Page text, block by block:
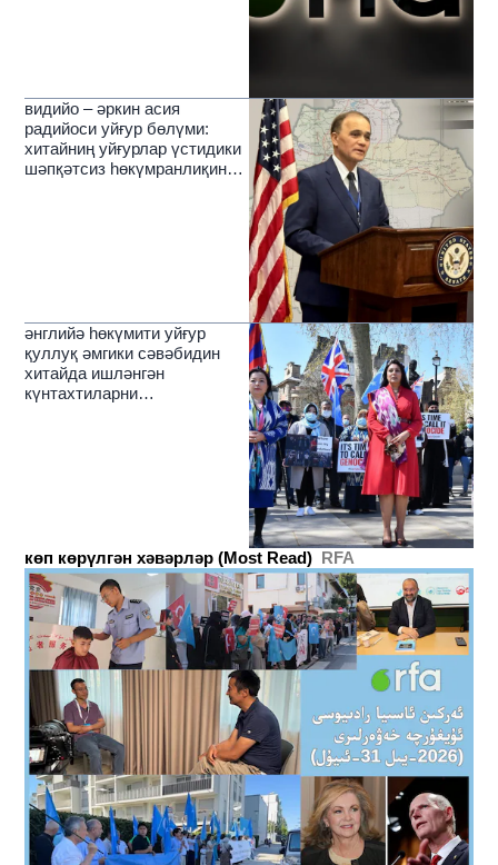
видийо – әркин асия
радийоси уйғур бөлүми:
хитайниң уйғурлар үстидики
шәпқәтсиз һөкүмранлиқиниң
әнглийә һөкүмити уйғур
қуллуқ әмгики сәвәбидин
хитайда ишләнгән
күнтахтиларни
көп көрүлгән хәвәрләр (Most Read) RFA